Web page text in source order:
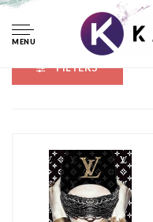
MENU
Sieraden
FILTERS